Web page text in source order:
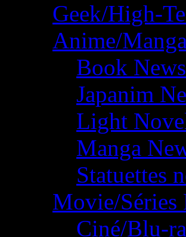
Geek/High-
Anime/
Book News
Japanim
Light
Manga
Statuettes
Movie/Séries
Ciné/Blu-